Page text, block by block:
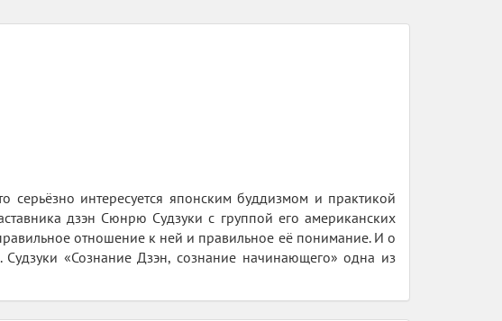
интересуется японским буддизмом и практикой
дзэн Сюнрю Судзуки с группой его американских
отношение к ней и правильное её понимание. И о
«Сознание Дзэн, сознание начинающего» одна из